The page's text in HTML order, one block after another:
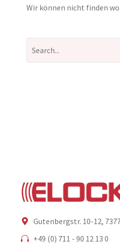
Wir können nicht finden
Gutenbergstr. 10-12,
+49 (0) 711 - 90 12 13 0